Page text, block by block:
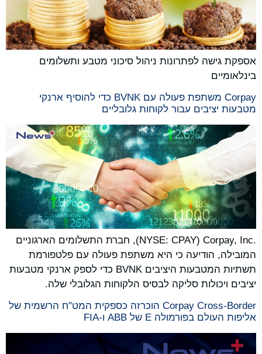
אספקת גישה לפתרונות ניהול סיכוני מטבע ותשלומים
בינלאומיים
Corpay משתפת פעולה עם BVNK כדי להוסיף ארנקי
מטבעות יציבים עבור לקוחות גלובליים
Corpay, Inc.‎ ‏(NYSE: CPAY), חברת התשלומים הארגוניים
המובילה, הודיעה כי היא משתפת פעולה עם פלטפורמת
תשתיות המטבעות היציבים BVNK כדי לספק ארנקי מטבעות
יציבים ויכולות סליקה לבסיס הלקוחות הגלובלי שלה.
Corpay Cross-Border הוכרזה כספקית המט"ח הרשמית של
אליפות העולם בפורמולה E של ABB ו-FIA